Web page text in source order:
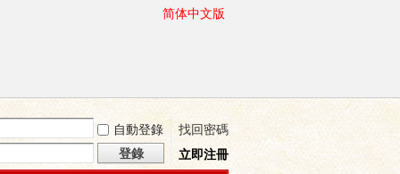
简体中文版
自動登錄
找回密碼
登錄
立即注冊